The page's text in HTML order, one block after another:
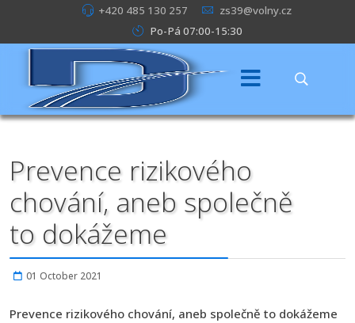
+420 485 130 257
zs39@volny.cz
Po-Pá 07:00-15:30
Prevence rizikového
chování, aneb společně
to dokážeme
01 October 2021
Prevence rizikového chování, aneb společně to dokážeme